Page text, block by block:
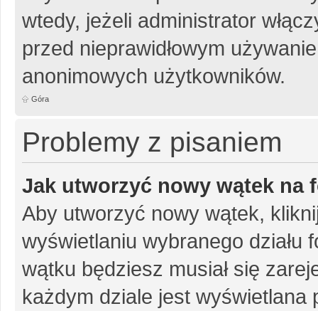
wtedy, jeżeli administrator
przed nieprawidłowym
anonimowych użytkowników.
Góra
Problemy z pisaniem
Jak utworzyć nowy wątek na
Aby utworzyć nowy wątek,
wyświetlaniu wybranego działu
wątku będziesz musiał się
każdym dziale jest wyświetlana